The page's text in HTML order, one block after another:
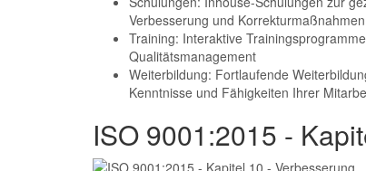
Verbesserung und Korrekturmaßnahmen
Training: Interaktive
Qualitätsmanagement
Weiterbildung: Fortlaufende
Kenntnisse und Fähigkeiten Ihrer
ISO 9001:2015 -